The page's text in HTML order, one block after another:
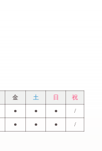
金 土 日 祝
● ● ● /
● ● ● /